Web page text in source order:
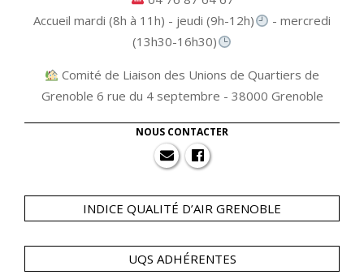
Accueil mardi (8h à 11h) - jeudi (9h-12h)
- mercredi
(13h30-16h30)
Comité de Liaison des Unions de Quartiers de
Grenoble 6 rue du 4 septembre - 38000 Grenoble
NOUS CONTACTER
INDICE QUALITÉ D’AIR GRENOBLE
UQS ADHÉRENTES